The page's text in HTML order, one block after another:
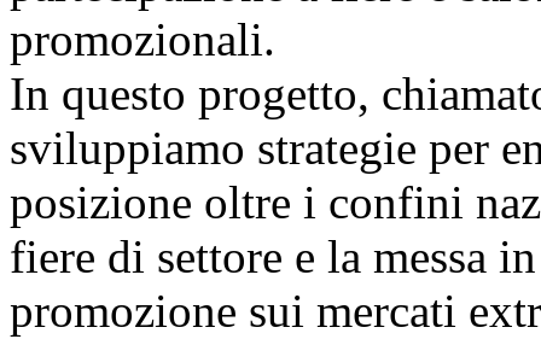
promozionali.
In questo progetto,
sviluppiamo strategie per
posizione oltre i confini
fiere di settore e la messa
promozione sui mercati